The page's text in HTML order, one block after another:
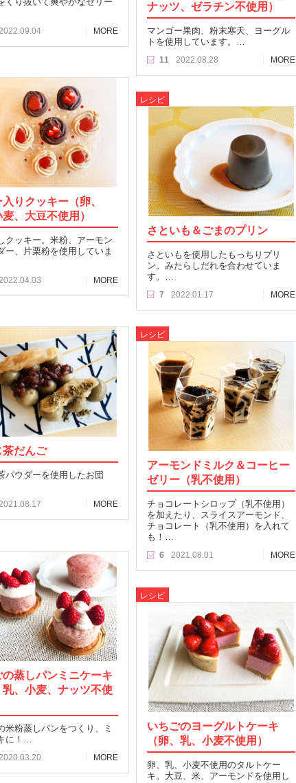
MORE
ナッツ、ゼラチン不使用）
マンゴー果肉、粉末寒天、ヨーグル
トを使用しています。…
11 2022.08.28 MORE
りクッキー（卵、
、大豆不使用）
クッキー。米粉、アーモン
ー、片栗粉を使用していま
MORE
レシピ
さといも＆ごまのプリン
さといもを使用したもっちりプリ
ン。みたらしだれを合わせていま
す。…
7 2022.01.17 MORE
茶だんご
パウダーを使用したお団
MORE
レシピ
アーモンドミルク＆コーヒー
ゼリー（乳不使用）
チョコレートシロップ（乳不使用）
を加えたり、スライスアーモンド、
チョコレート（乳不使用）を入れて
も！…
6 2021.08.01 MORE
蒸しパンミニケーキ
乳、小麦、ナッツ不使
米粉蒸しパンをつくり、ミ
に！…
MORE
レシピ
いちごのヨーグルトケーキ
（卵、乳、小麦不使用）
卵、乳、小麦不使用のタルトケー
キ。大豆、米、アーモンドを使用し